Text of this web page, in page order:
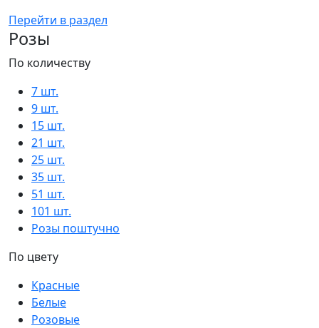
Перейти в раздел
Розы
По количеству
7 шт.
9 шт.
15 шт.
21 шт.
25 шт.
35 шт.
51 шт.
101 шт.
Розы поштучно
По цвету
Красные
Белые
Розовые